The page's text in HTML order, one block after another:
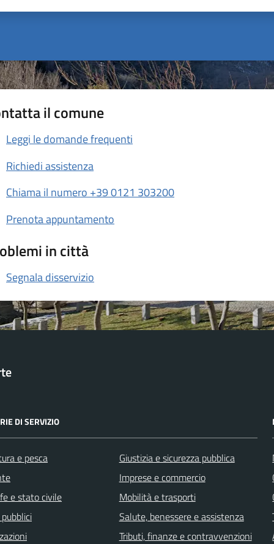
il comune
Leggi le domande frequenti
Richiedi assistenza
Chiama il numero +39 0121 303200
Prenota appuntamento
in città
Segnala disservizio
DI SERVIZIO
e pesca
e stato civile
Giustizia e sicurezza pubblica
Imprese e commercio
Mobilità e trasporti
Salute, benessere e assistenza
Tributi, finanze e contravvenzioni